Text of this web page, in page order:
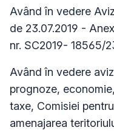
Având în vedere
de 23.07.2019 -
nr. SC2019- 18565/
Având în vedere
prognoze,
taxe, Comisiei
amenajarea